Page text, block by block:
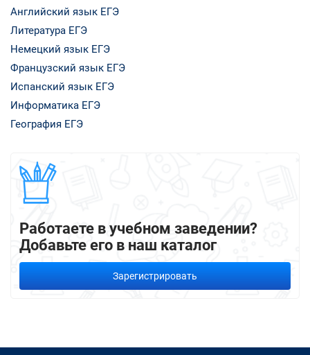
Английский язык ЕГЭ
Литература ЕГЭ
Немецкий язык ЕГЭ
Французский язык ЕГЭ
Испанский язык ЕГЭ
Информатика ЕГЭ
География ЕГЭ
Работаете в учебном заведении?
Добавьте его в наш каталог
Зарегистрировать